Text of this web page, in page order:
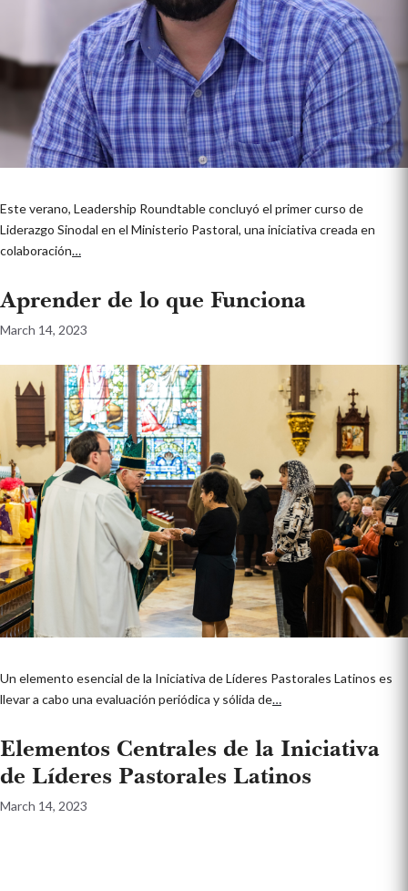
Este verano, Leadership Roundtable concluyó el primer curso de
Liderazgo Sinodal en el Ministerio Pastoral, una iniciativa creada en
colaboración…
Aprender de lo que Funciona
March 14, 2023
Un elemento esencial de la Iniciativa de Líderes Pastorales Latinos es
llevar a cabo una evaluación periódica y sólida de…
Elementos Centrales de la Iniciativa
de Líderes Pastorales Latinos
March 14, 2023